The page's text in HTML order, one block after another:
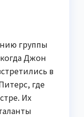
группы
Джон
в
где
Их